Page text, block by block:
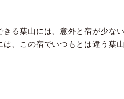
きる葉山には、意外と宿が少な
は、この宿でいつもとは違う葉